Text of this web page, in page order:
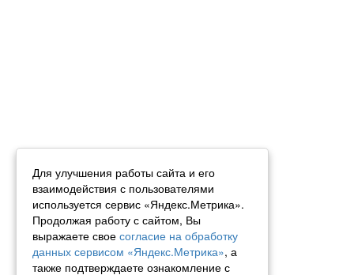
Для улучшения работы сайта и его
взаимодействия с пользователями
используется сервис «Яндекс.Метрика».
Продолжая работу с сайтом, Вы
выражаете свое согласие на обработку
данных сервисом «Яндекс.Метрика», а
также подтверждаете ознакомление с